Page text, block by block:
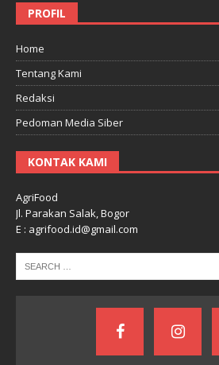
PROFIL
Home
Tentang Kami
Redaksi
Pedoman Media Siber
KONTAK KAMI
AgriFood
Jl. Parakan Salak, Bogor
E : agrifood.id@gmail.com